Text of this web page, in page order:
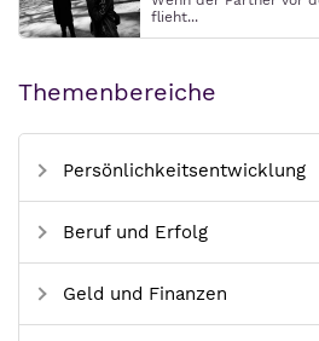
flieht...
Themenbereiche
Persönlichkeitsentwicklung
Beruf und Erfolg
Geld und Finanzen